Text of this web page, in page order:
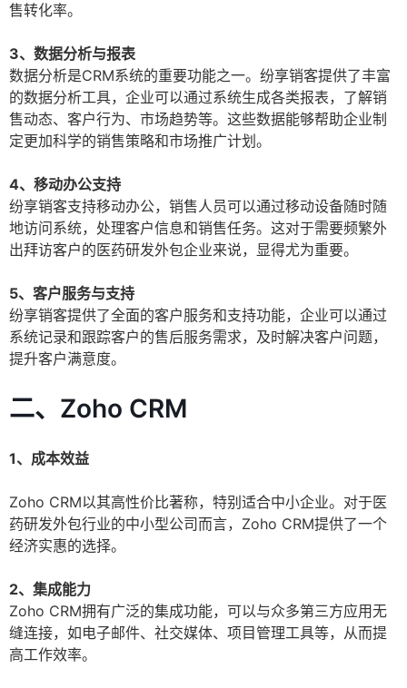
售转化率。
3、数据分析与报表
数据分析是CRM系统的重要功能之一。纷享销客提供了丰富
的数据分析工具，企业可以通过系统生成各类报表，了解销
售动态、客户行为、市场趋势等。这些数据能够帮助企业制
定更加科学的销售策略和市场推广计划。
4、移动办公支持
纷享销客支持移动办公，销售人员可以通过移动设备随时随
地访问系统，处理客户信息和销售任务。这对于需要频繁外
出拜访客户的医药研发外包企业来说，显得尤为重要。
5、客户服务与支持
纷享销客提供了全面的客户服务和支持功能，企业可以通过
系统记录和跟踪客户的售后服务需求，及时解决客户问题，
提升客户满意度。
二、Zoho CRM
1、成本效益
Zoho CRM以其高性价比著称，特别适合中小企业。对于医
药研发外包行业的中小型公司而言，Zoho CRM提供了一个
经济实惠的选择。
2、集成能力
Zoho CRM拥有广泛的集成功能，可以与众多第三方应用无
缝连接，如电子邮件、社交媒体、项目管理工具等，从而提
高工作效率。